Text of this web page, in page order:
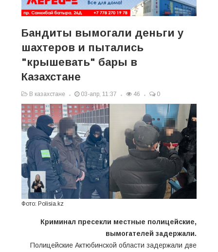
Бандиты вымогали деньги у
шахтеров и пытались
"крышевать" бары в
Казахстане
В казахстане 03-апр, 11:37 46 0
Фото: Polisia.kz
Криминал пресекли местные полицейские,
вымогателей задержали.
Полицейские Актюбинской области задержали две